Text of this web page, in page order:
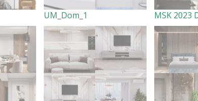
UM_Dom_1 MSK 2023